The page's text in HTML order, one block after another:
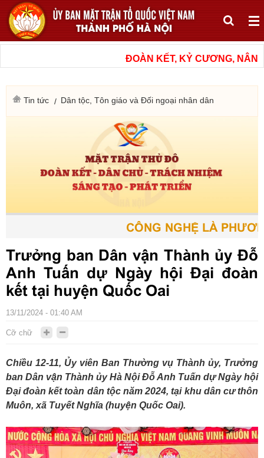
ĐOÀN KẾT, KỶ CƯƠNG, NÂNG
Tin tức Dân tộc, Tôn giáo và Đối ngoại nhân dân
CÔNG NGHỆ LÀ
Trưởng ban Dân vận Thành ủy Đỗ
Anh Tuấn dự Ngày hội Đại đoàn
kết tại huyện Quốc Oai
13/11/2024 - 01:40 AM
Cỡ chữ
Chiều 12-11, Ủy viên Ban Thường vụ Thành ủy, Trưởng
ban Dân vận Thành ủy Hà Nội Đỗ Anh Tuấn dự Ngày hội
Đại đoàn kết toàn dân tộc năm 2024, tại khu dân cư thôn
Muôn, xã Tuyết Nghĩa (huyện Quốc Oai).